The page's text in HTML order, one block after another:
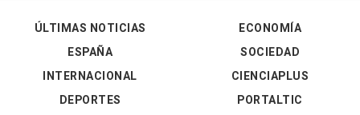
ÚLTIMAS NOTICIAS
ESPAÑA
INTERNACIONAL
DEPORTES
ECONOMÍA
SOCIEDAD
CIENCIAPLUS
PORTALTIC